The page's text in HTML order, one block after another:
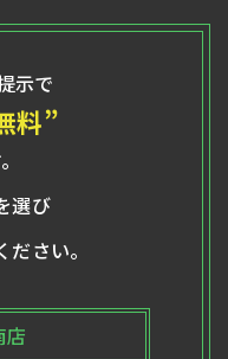
示で
料”
選び
さい。
店